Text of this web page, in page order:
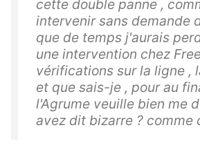
cette double panne ,
intervenir sans demande
que de temps j'aurais
une intervention chez
vérifications sur la ligne ,
et que sais-je , pour au
l'Agrume veuille bien me
avez dit bizarre ? comme